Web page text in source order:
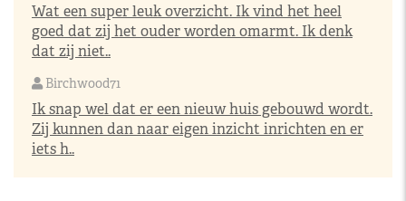
Wat een super leuk overzicht. Ik vind het heel
goed dat zij het ouder worden omarmt. Ik denk
dat zij niet..
Birchwood71
Ik snap wel dat er een nieuw huis gebouwd wordt.
Zij kunnen dan naar eigen inzicht inrichten en er
iets h..